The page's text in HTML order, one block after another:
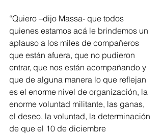
“Quiero –dijo Massa- que todos
quienes estamos acá le brindemos un
aplauso a los miles de compañeros
que están afuera, que no pudieron
entrar, que nos están acompañando y
que de alguna manera lo que reflejan
es el enorme nivel de organización, la
enorme voluntad militante, las ganas,
el deseo, la voluntad, la determinación
de que el 10 de diciembre